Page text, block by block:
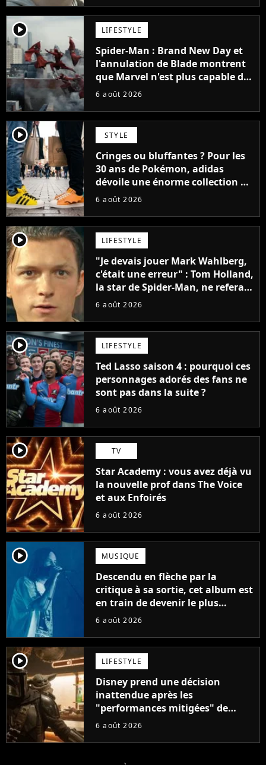
player2 LIFESTYLE
Spider-Man : Brand New Day et
l'annulation de Blade montrent
que Marvel n'est plus capable de
faire quoi que ce soit de simple
6 août 2026
player2 STYLE
Cringes ou bluffantes ? Pour les
30 ans de Pokémon, adidas
dévoile une énorme collection de
sneakers et je ne sais pas quoi en
6 août 2026
player2 LIFESTYLE
"Je devais jouer Mark Wahlberg,
c'était une erreur" : Tom Holland,
la star de Spider-Man, ne referait
pas ce blockbuster
6 août 2026
player2 LIFESTYLE
Ted Lasso saison 4 : pourquoi ces
personnages adorés des fans ne
sont pas dans la suite ?
6 août 2026
player2 TV
Star Academy : vous avez déjà vu
la nouvelle prof dans The Voice
et aux Enfoirés
6 août 2026
player2 MUSIQUE
Descendu en flèche par la
critique à sa sortie, cet album est
en train de devenir le plus
populaire de son auteur
6 août 2026
player2 LIFESTYLE
Disney prend une décision
inattendue après les
"performances mitigées" de
Vaiana et The Mandalorian &
6 août 2026